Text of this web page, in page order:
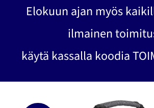
Elokuun ajan myös
ilmainen
käytä kassalla koodia